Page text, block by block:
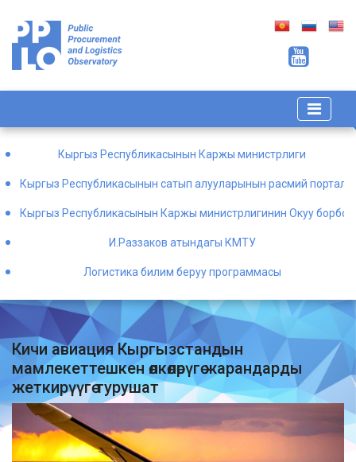
Кыргыз Республикасынын Каржы министрлиги
Кыргыз Республикасынын сатып алууларынын расмий порталы
Кыргыз Республикасынын Каржы министрлигинин Окуу
И.Раззаков атындагы КМТУ
Логистика билим беруу программасы
Кичи авиация Кыргызстандын
мамлекеттешкен өлкөлөрүгө жарандарды
жеткирүүгө турушат